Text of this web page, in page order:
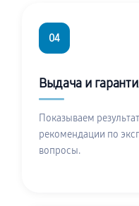
04
Выдача и
Показываем
рекомендации по
вопросы.